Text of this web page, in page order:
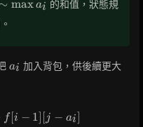
∼ maxai 的和值，狀態規
。
a_i
ai 加入背包，供後續更大
= f[i-1][j] + f[i-1][j-a_i]
f[i − 1] [j − ai]